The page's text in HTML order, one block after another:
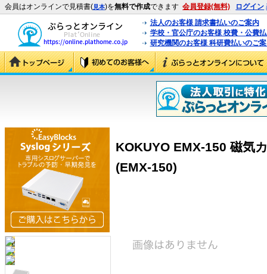
会員はオンラインで見積書(見本)を無料で作成できます 会員登録(無料) ログイン
法人のお客様 請求書払いのご案内
学校・官公庁のお客様 校費・公費
研究機関のお客様 科研費払いのご
KOKUYO EMX-150 磁気
(EMX-150)